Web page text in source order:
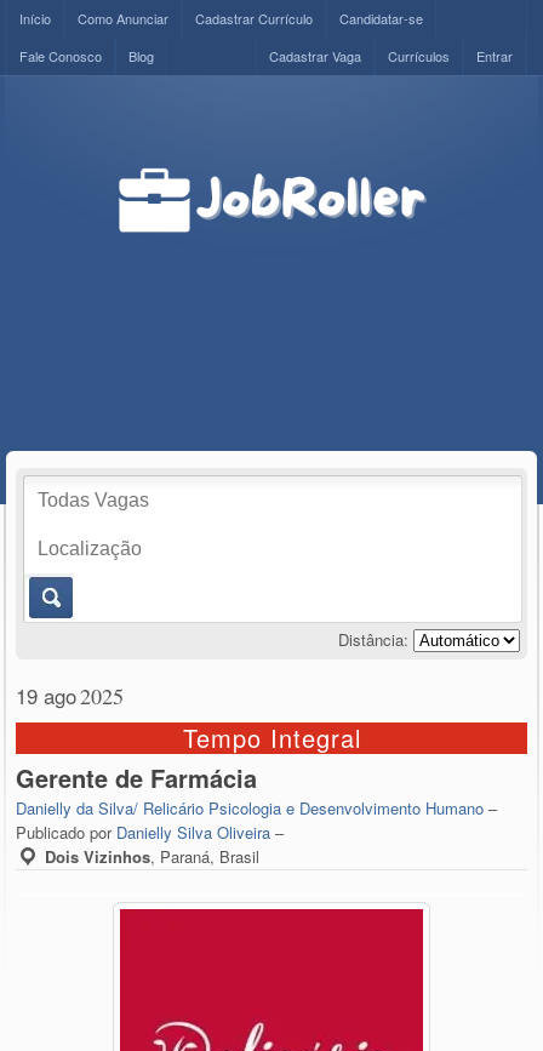
Início Como Anunciar Cadastrar Currículo
Candidatar-se
Fale Conosco
Blog Entrar
Currículos
Cadastrar Vaga
Distância:
19 ago2025
Tempo Integral
Gerente de Farmácia
Danielly da Silva/ Relicário Psicologia e Desenvolvimento Humano–
Publicado por Danielly Silva Oliveira –
Dois Vizinhos, Paraná, Brasil